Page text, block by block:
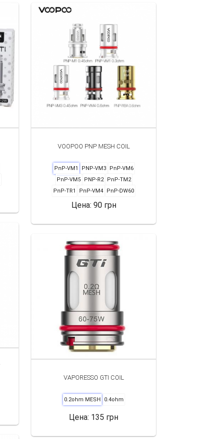
VOOPOO PNP MESH COIL
PnP-VM1 PNP-VM3
PnP-VM6
PnP-VM5
PNP-R2
PnP-TM2
PnP-TR1
PnP-VM4 PnP-DW60
Цена: 90 грн
VAPORESSO GTI COIL
0.2ohm MESH 0.4ohm
Цена: 135 грн